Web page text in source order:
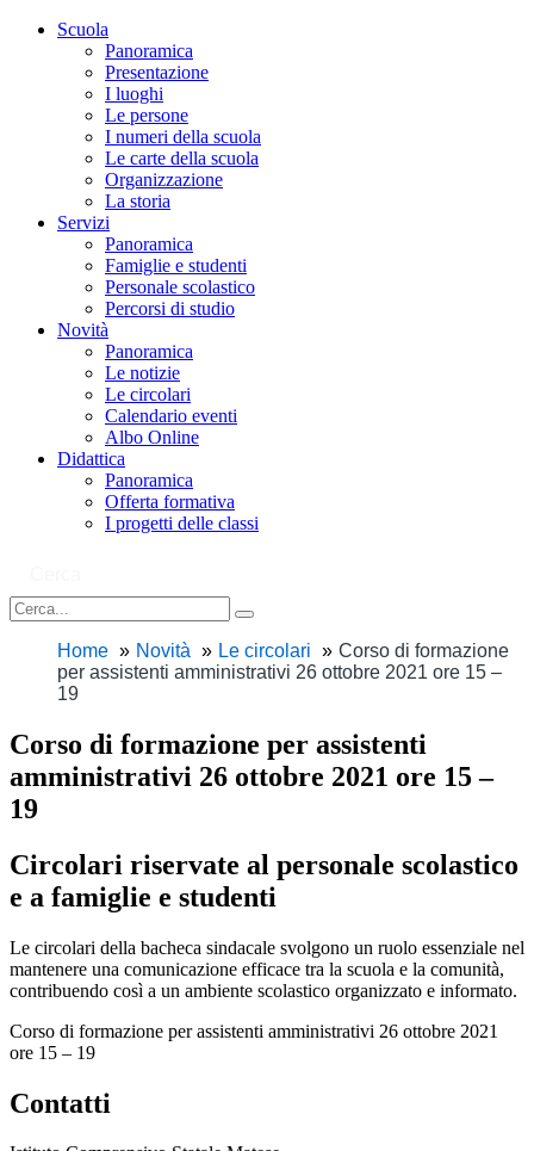
Scuola
Panoramica
Presentazione
I luoghi
Le persone
I numeri della scuola
Le carte della scuola
Organizzazione
La storia
Servizi
Panoramica
Famiglie e studenti
Personale scolastico
Percorsi di studio
Novità
Panoramica
Le notizie
Le circolari
Calendario eventi
Albo Online
Didattica
Panoramica
Offerta formativa
I progetti delle classi
Home Novità Le circolari
Corso di formazione
per assistenti amministrativi 26 ottobre 2021 ore 15 –
19
Corso di formazione per assistenti
amministrativi 26 ottobre 2021 ore 15 –
19
Circolari riservate al personale scolastico
e a famiglie e studenti
Le circolari della bacheca sindacale svolgono un ruolo essenziale nel
mantenere una comunicazione efficace tra la scuola e la comunità,
contribuendo così a un ambiente scolastico organizzato e informato.
Corso di formazione per assistenti amministrativi 26 ottobre 2021
ore 15 – 19
Contatti